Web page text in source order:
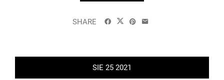
SHARE
SIE 25 2021